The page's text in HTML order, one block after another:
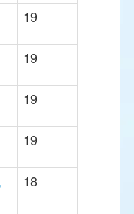
19
19
19
19
18